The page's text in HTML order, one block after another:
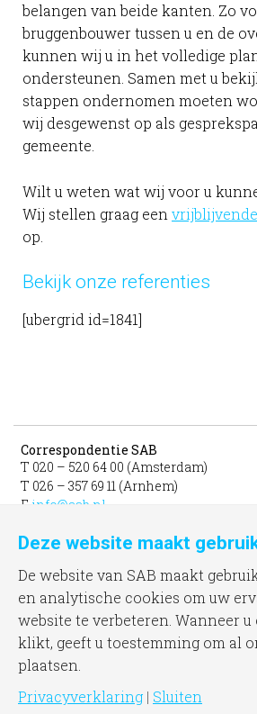
belangen van beide kanten. Zo
bruggenbouwer tussen u en de
kunnen wij u in het volledige
ondersteunen. Samen met u
stappen ondernomen moeten
wij desgewenst op als
gemeente.
Wilt u weten wat wij voor u
Wij stellen graag een
op.
Bekijk onze referenties
[ubergrid id=1841]
Correspondentie SAB
T 020 – 520 64 00 (Amsterdam)
T 026 – 357 69 11 (Arnhem)
E info@sab.nl
Bezoekadres Amsterdam
gevestigd in het INIT
unit 331b
Jacob Bontiusplaats 9
1018 LL Amsterdam
Bezoekadres Arnhem
Frombergdwarsstraat 54
6814 DZ Arnhem
Deze website maakt
De website van SAB maakt
en analytische cookies om uw
website te verbeteren. Wanneer u
klikt, geeft u toestemming om al
plaatsen.
Privacyverklaring | Sluiten